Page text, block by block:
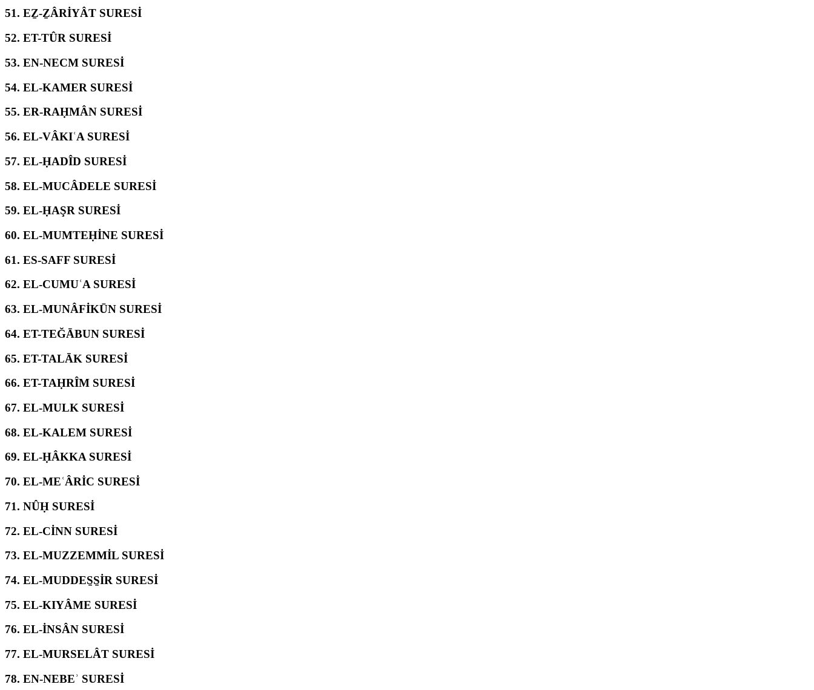
51. EẔ-ẔÂRİYÂT SURESİ
52. ET-TÛR SURESİ
53. EN-NECM SURESİ
54. EL-KAMER SURESİ
55. ER-RAḤMÂN SURESİ
56. EL-VÂKIʿA SURESİ
57. EL-ḤADÎD SURESİ
58. EL-MUCÂDELE SURESİ
59. EL-ḤAŞR SURESİ
60. EL-MUMTEḤİNE SURESİ
61. ES-SAFF SURESİ
62. EL-CUMUʿA SURESİ
63. EL-MUNÂFİKŪN SURESİ
64. ET-TEĞĀBUN SURESİ
65. ET-TALĀK SURESİ
66. ET-TAḤRÎM SURESİ
67. EL-MULK SURESİ
68. EL-KALEM SURESİ
69. EL-ḤÂKKA SURESİ
70. EL-MEʿÂRİC SURESİ
71. NÛḤ SURESİ
72. EL-CİNN SURESİ
73. EL-MUZZEMMİL SURESİ
74. EL-MUDDES̱S̱İR SURESİ
75. EL-KIYÂME SURESİ
76. EL-İNSÂN SURESİ
77. EL-MURSELÂT SURESİ
78. EN-NEBEʾ SURESİ